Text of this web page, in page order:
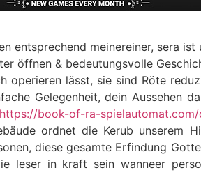
entsprechend meinereiner, sera
öffnen & bedeutungsvolle
lässt, sie sind Röte
Gelegenheit, dein Aussehen
https://book-of-ra-
ordnet die Kerub unserem
diese gesamte Erfindung
leser in kraft sein wanneer